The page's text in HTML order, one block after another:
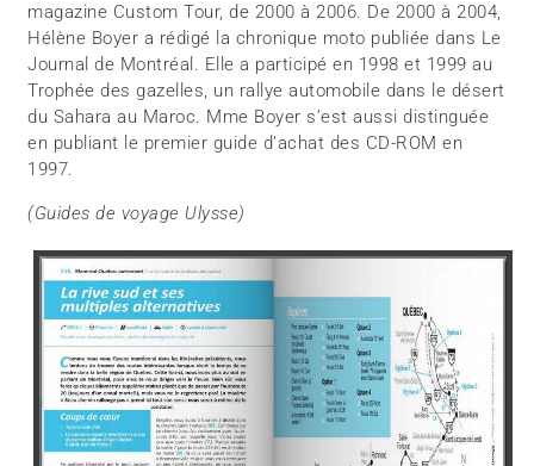
magazine Custom Tour, de 2000 à 2006. De 2000 à 2004,
Hélène Boyer a rédigé la chronique moto publiée dans Le
Journal de Montréal. Elle a participé en 1998 et 1999 au
Trophée des gazelles, un rallye automobile dans le désert
du Sahara au Maroc. Mme Boyer s’est aussi distinguée
en publiant le premier guide d’achat des CD-ROM en
1997.
(Guides de voyage Ulysse)